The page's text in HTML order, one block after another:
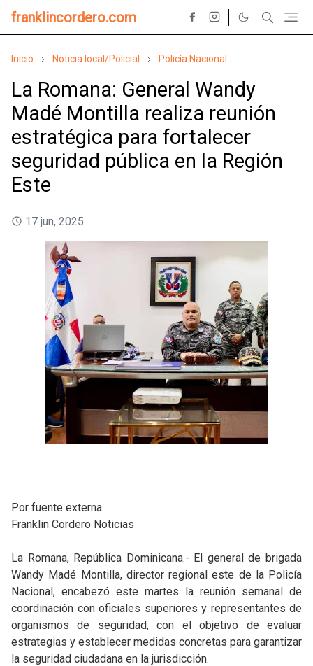
franklincordero.com
Inicio Noticia local/Policial Policía Nacional
La Romana: General Wandy
Madé Montilla realiza reunión
estratégica para fortalecer
seguridad pública en la Región
Este
17 jun, 2025
Por fuente externa
Franklin Cordero Noticias
La Romana, República Dominicana.- El general de brigada
Wandy Madé Montilla, director regional este de la Policía
Nacional, encabezó este martes la reunión semanal de
coordinación con oficiales superiores y representantes de
organismos de seguridad, con el objetivo de evaluar
estrategias y establecer medidas concretas para garantizar
la seguridad ciudadana en la jurisdicción.